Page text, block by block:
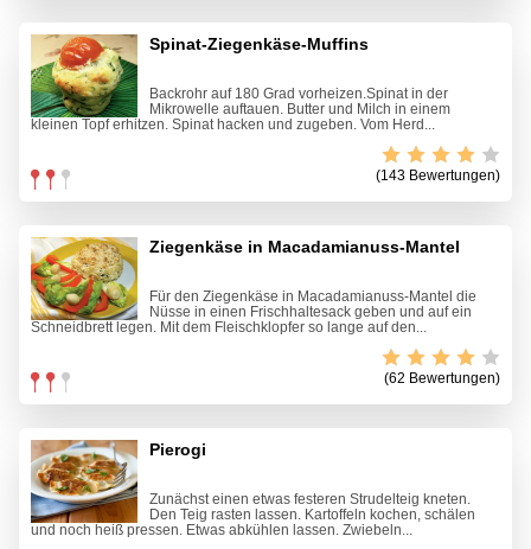
Spinat-Ziegenkäse-Muffins
Backrohr auf 180 Grad vorheizen.Spinat in der
Mikrowelle auftauen. Butter und Milch in einem
kleinen Topf erhitzen. Spinat hacken und zugeben. Vom Herd...
(143 Bewertungen)
Ziegenkäse in Macadamianuss-Mantel
Für den Ziegenkäse in Macadamianuss-Mantel die
Nüsse in einen Frischhaltesack geben und auf ein
Schneidbrett legen. Mit dem Fleischklopfer so lange auf den...
(62 Bewertungen)
Pierogi
Zunächst einen etwas festeren Strudelteig kneten.
Den Teig rasten lassen. Kartoffeln kochen, schälen
und noch heiß pressen. Etwas abkühlen lassen. Zwiebeln...